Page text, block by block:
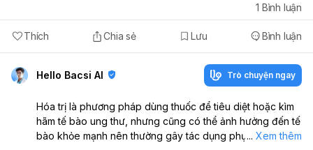
Thích Chia sẻ Lưu Bình luận
1 Bình luận
Hello Bacsi AI Trò chuyện ngay
Hóa trị là phương pháp dùng thuốc để tiêu diệt hoặc kìm
hãm tế bào ung thư, nhưng cũng có thể ảnh hưởng đến tế
bào khỏe mạnh nên thường gây tác dụng phụ. Tác dụng
... Xem thêm